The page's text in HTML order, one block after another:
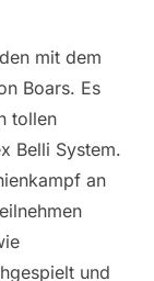
mit dem
Boars. Es
tollen
Belli System.
an
und